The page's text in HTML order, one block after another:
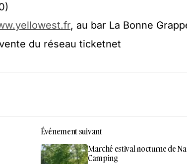
, au bar La Bonne
du réseau ticketnet
Événement suivant
Marché estival nocturne de
Camping